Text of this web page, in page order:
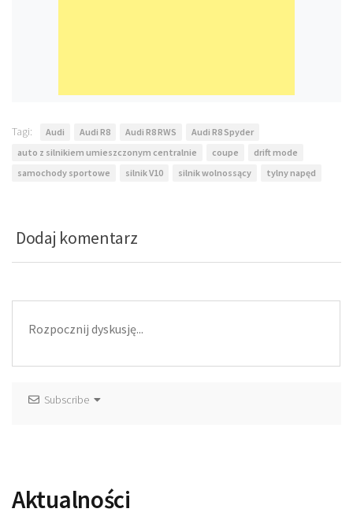
Tagi: Audi Audi R8 Audi R8 RWS
Audi R8 Spyder
auto z silnikiem umieszczonym centralnie
coupe
drift mode
samochody sportowe
silnik V10 silnik wolnossący tylny napęd
Dodaj komentarz
Subscribe
Aktualności